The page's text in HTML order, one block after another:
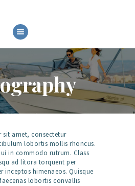
amet, consectetur
lobortis mollis rhoncus.
in commodo rutrum. Class
ad litora torquent per
inceptos himenaeos. Quisque
lobortis convallis